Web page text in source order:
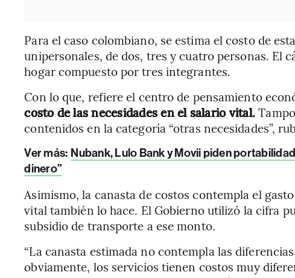
Para el caso colombiano, se estima el costo de
unipersonales, de dos, tres y cuatro personas. El
hogar compuesto por tres integrantes.
Con lo que, refiere el centro de pensamiento
costo de las necesidades en el salario vital.
contenidos en la categoría “otras necesidades”,
Ver más: Nubank, Lulo Bank y Movii piden
dinero”
Asimismo, la canasta de costos contempla el
vital también lo hace. El Gobierno utilizó la cifra
subsidio de transporte a ese monto.
“La canasta estimada no contempla las
obviamente, los servicios tienen costos muy